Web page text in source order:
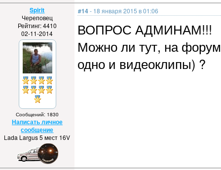
Spirit
Череповец
Рейтинг: 4410
02-11-2014
Сообщений: 1830
Написать личное
сообщение
Lada Largus 5 мест 16V
#14- 18 января 2015 в 01:06
ВОПРОС АДМИНАМ!!!
Можно ли тут, на
одно и видеоклипы) ?